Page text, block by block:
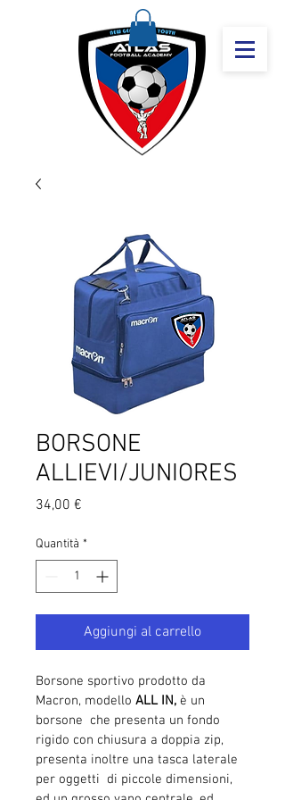
BORSONE
ALLIEVI/JUNIORES
34,00 €
Quantità *
Aggiungi al carrello
Borsone sportivo prodotto da
Macron, modello ALL IN, è un
borsone  che presenta un fondo
rigido con chiusura a doppia zip,
presenta inoltre una tasca laterale
per oggetti  di piccole dimensioni,